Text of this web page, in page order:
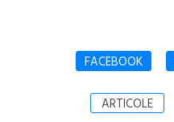
FACEBOOK
ARTICOLE